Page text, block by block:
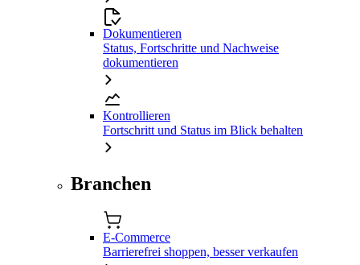
Dokumentieren
Status, Fortschritte und Nachweise
dokumentieren
Kontrollieren
Fortschritt und Status im Blick behalten
Branchen
E-Commerce
Barrierefrei shoppen, besser verkaufen